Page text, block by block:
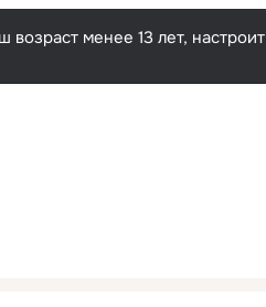
менее 13 лет,